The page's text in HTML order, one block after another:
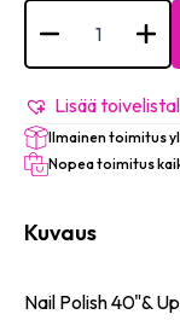
Elixir
Nail
Fast
40"
&
Up
to
8
määrä
Lisää
Ilmainen toimitus
Nopea toimitus
Kuvaus
Nail Polish 40"&